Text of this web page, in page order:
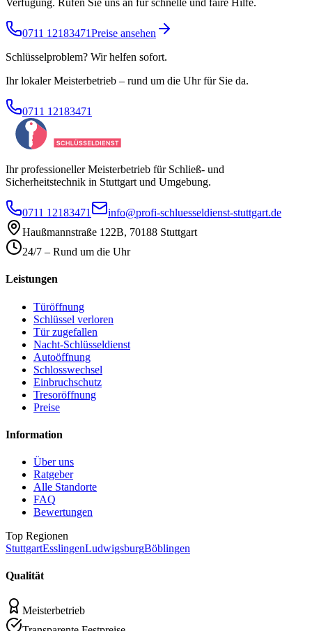
Verfügung. Rufen Sie uns an für schnelle und faire Hilfe.
0711 12183471Preise ansehen
Schlüsselproblem? Wir helfen sofort.
Ihr lokaler Meisterbetrieb – rund um die Uhr für Sie da.
0711 12183471
Ihr professioneller Meisterbetrieb für Schließ- und
Sicherheitstechnik in Stuttgart und Umgebung.
0711 12183471
info@profi-schluesseldienst-stuttgart.de
Haußmannstraße 122B, 70188 Stuttgart
24/7 – Rund um die Uhr
Leistungen
Türöffnung
Schlüssel verloren
Tür zugefallen
Nacht-Schlüsseldienst
Autoöffnung
Schlosswechsel
Einbruchschutz
Tresoröffnung
Preise
Information
Über uns
Ratgeber
Alle Standorte
FAQ
Bewertungen
Top Regionen
StuttgartEsslingenLudwigsburgBöblingen
Qualität
Meisterbetrieb